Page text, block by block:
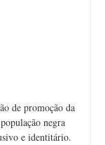
de promoção da
negra
e identitário.